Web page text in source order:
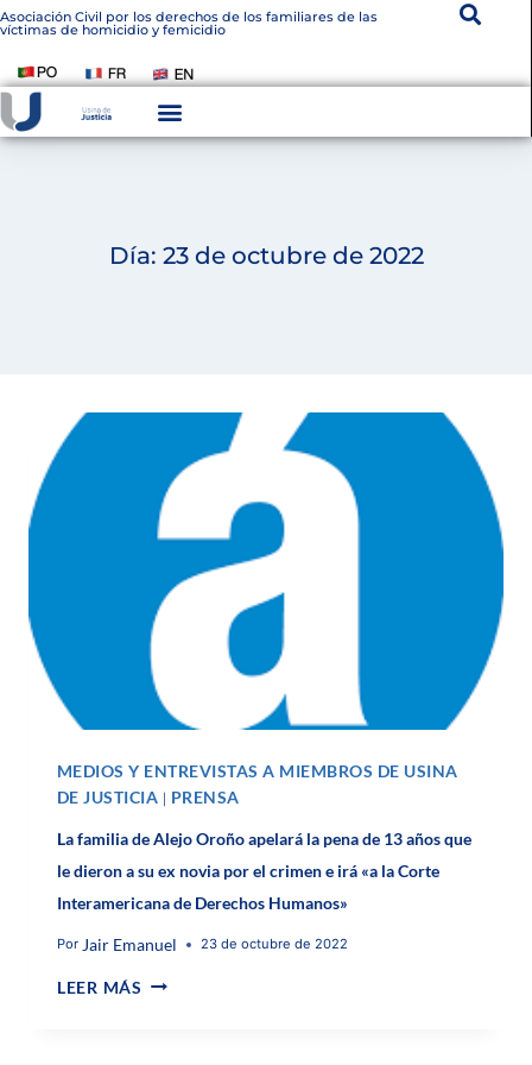
Asociación Civil por los derechos de los familiares de las
víctimas de homicidio y femicidio
Día: 23 de octubre de 2022
MEDIOS Y ENTREVISTAS A MIEMBROS DE USINA
DE JUSTICIA
PRENSA
La familia de Alejo Oroño apelará la pena de 13 años que
le dieron a su ex novia por el crimen e irá «a la Corte
Interamericana de Derechos Humanos»
Por Jair Emanuel 23 de octubre de 2022
LEER MÁS